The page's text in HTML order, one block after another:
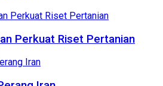
Perkuat Riset Pertanian